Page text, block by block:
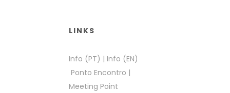
LINKS
Info (PT) | Info (EN)
Ponto Encontro |
Meeting Point